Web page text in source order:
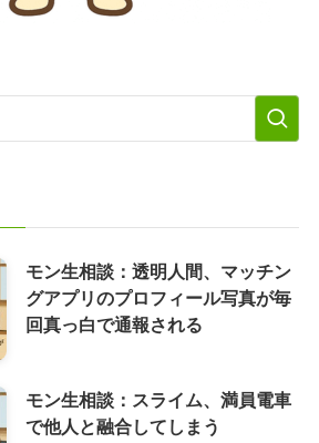
モン生相談：透明人間、マッチン
グアプリのプロフィール写真が毎
回真っ白で通報される
モン生相談：スライム、満員電車
で他人と融合してしまう